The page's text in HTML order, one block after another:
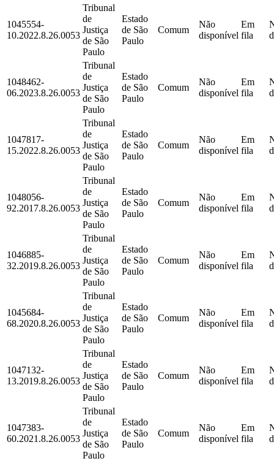
1045554-
10.2022.8.26.0053
Tribunal
de
Justiça
de São
Paulo
Estado
de São
Paulo
Comum
Não
disponível
Em
fila
1048462-
06.2023.8.26.0053
Tribunal
de
Justiça
de São
Paulo
Estado
de São
Paulo
Comum
Não
disponível
Em
fila
1047817-
15.2022.8.26.0053
Tribunal
de
Justiça
de São
Paulo
Estado
de São
Paulo
Comum
Não
disponível
Em
fila
1048056-
92.2017.8.26.0053
Tribunal
de
Justiça
de São
Paulo
Estado
de São
Paulo
Comum
Não
disponível
Em
fila
1046885-
32.2019.8.26.0053
Tribunal
de
Justiça
de São
Paulo
Estado
de São
Paulo
Comum
Não
disponível
Em
fila
1045684-
68.2020.8.26.0053
Tribunal
de
Justiça
de São
Paulo
Estado
de São
Paulo
Comum
Não
disponível
Em
fila
1047132-
13.2019.8.26.0053
Tribunal
de
Justiça
de São
Paulo
Estado
de São
Paulo
Comum
Não
disponível
Em
fila
1047383-
60.2021.8.26.0053
Tribunal
de
Justiça
de São
Paulo
Estado
de São
Paulo
Comum
Não
disponível
Em
fila